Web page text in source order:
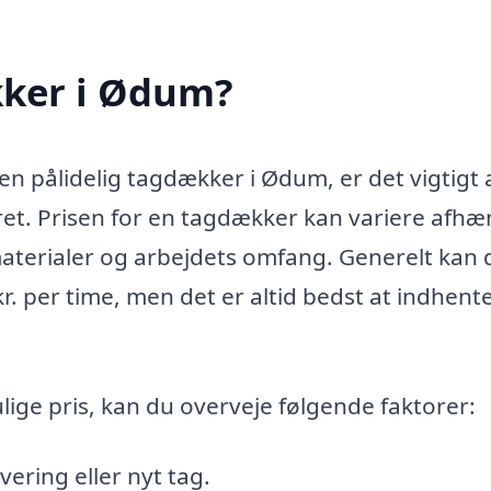
i Ødum?
pålidelig tagdækker i Ødum, er det vigtigt
Prisen for en tagdækker kan variere
og arbejdets omfang. Generelt kan
per time, men det er altid bedst at
pris, kan du overveje følgende faktorer:
eller nyt tag.